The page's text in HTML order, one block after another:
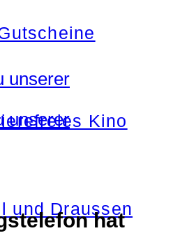
Kino
und Draussen
hat